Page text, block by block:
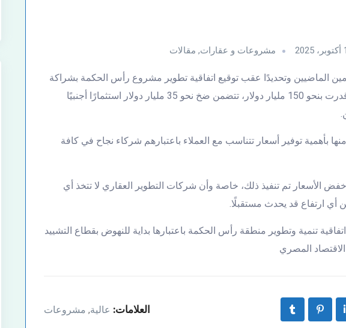
مشروعات و عقارات, مقالات
الماضيين وتحديدًا عقب توقيع اتفاقية تطوير مشروع رأس الحكمة بشراكة
مصرية إماراتية بإجمالي استثمارات قدرت بنحو 150 مليار دولار، تتضمن ضخ نحو 35 مليار دولار استثمارًا أجنبيًا
بأهمية توفير أسعار تتناسب مع العملاء باعتبارهم شركاء نجاح في كافة
الأسعار تم تنفيذ ذلك، خاصة وأن شركات التطوير العقاري لا تتخذ أي
أي ارتفاع قد يحدث مستقبلًا.
تنمية وتطوير منطقة رأس الحكمة باعتبارها بداية للنهوض بقطاع التشييد
الاقتصاد المصري
العلامات: عالية, مشروعات